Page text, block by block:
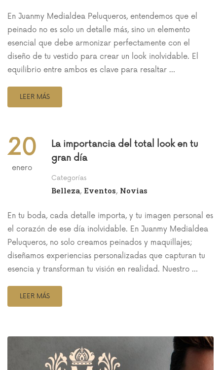
En Juanmy Medialdea Peluqueros, entendemos que el
peinado no es solo un detalle más, sino un elemento
esencial que debe armonizar perfectamente con el
diseño de tu vestido para crear un look inolvidable. El
equilibrio entre ambos es clave para resaltar …
LEER MÁS
20
enero
La importancia del total look en tu
gran día
Categorías
Belleza, Eventos, Novias
En tu boda, cada detalle importa, y tu imagen personal es
el corazón de ese día inolvidable. En Juanmy Medialdea
Peluqueros, no solo creamos peinados y maquillajes;
diseñamos experiencias personalizadas que capturan tu
esencia y transforman tu visión en realidad. Nuestro …
LEER MÁS